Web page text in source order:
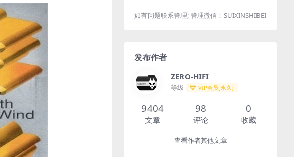
如有问题联系管理; 管理微信：SUIXINSHIBEI
发布作者
ZERO-HIFI
等级 VIP会员[永久]
9404
文章
98
评论
0
收藏
查看作者其他文章